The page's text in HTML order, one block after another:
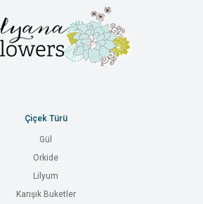
Çiçek Türü
Gül
Orkide
Lilyum
Karışık Buketler